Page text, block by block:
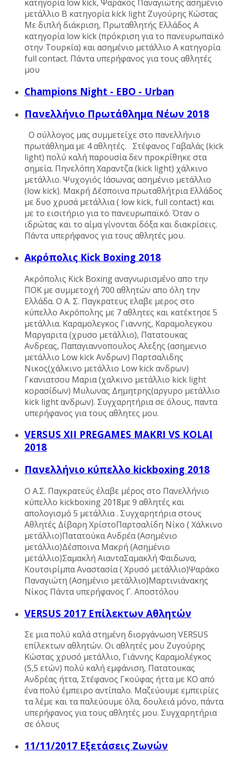
κατηγορία low kick, Ψαράκος Παναγιώτης ασημένιο
μετάλλιο B κατηγορία kick light Ζυγούρης Κώστας
Με διπλή διάκριση, Πρωταθλητής Ελλάδος Α
κατηγορία low kick (πρόκριση για το πανευρωπαϊκό
στην Τουρκία) και ασημένιο μετάλλιο Α κατηγορία
full contact. Πάντα υπερήφανος για τους αθλητές
μου
Champions Night - EBO - Urban
Πανελλήνιο Πρωτάθλημα Νέων 2018
Ο σύλλογος μας συμμετείχε στο πανελλήνιο
πρωτάθλημα με 4 αθλητές. Στέφανος Γαβαλάς (kick
light) πολύ καλή παρουσία δεν προκρίθηκε στα
σημεία. Πηνελόπη Χαραντζα (kick light) χάλκινο
μετάλλιο. Ψυχογιός Ιάσωνας ασημένιο μετάλλιο
(low kick). Μακρή Δέσποινα πρωταθλήτρια Ελλάδος
με δυο χρυσά μετάλλια ( low kick, full contact) και
με το εισιτήριο για το πανευρωπαϊκό. Όταν ο
ιδρώτας και το αίμα γίνονται δόξα και διακρίσεις.
Πάντα υπερήφανος για τους αθλητές μου.
Ακρόπολις Kick Boxing 2018
Ακρόπολις Kick Boxing αναγνωρισμένο απο την
ΠΟΚ με συμμετοχή 700 αθλητών απο όλη την
Ελλάδα. Ο Α. Σ. Παγκρατευς ελαβε μερος στο
κύπελλο Ακρόπολης με 7 αθλητες και κατέκτησε 5
μετάλλια. Καραμολεγκος Γιαννης, Καραμολεγκου
Μαργαριτα (χρυσο μετάλλιο), Πατατουκας
Ανδρεας, Παπαγιαννοπουλος Αλεξης (ασημενιο
μετάλλιο Low kick Ανδρων) Παρτσαλιδης
Νικος(χάλκινο μετάλλιο Low kick ανδρων)
Γκανιατσου Μαρια (χαλκινο μετάλλιο kick light
κορασίδων) Μυλωνας Δημητρης(αργυρο μετάλλιο
kick light ανδρων). Συγχαρητήρια σε όλους, παντα
υπερήφανος για τους αθλητες μου.
VERSUS XII PREGAMES MAKRI VS KOLAI
2018
Πανελλήνιο κύπελλο kickboxing 2018
Ο Α.Σ. Παγκρατεύς έλαβε μέρος στο Πανελλήνιο
κύπελλο kickboxing 2018με 9 αθλητές και
απολογισμό 5 μετάλλια . Συγχαρητήρια στους
Αθλητές Δίβαρη ΧρίστοΠαρτσαλίδη Νίκο ( Χάλκινο
μετάλλιο)Πατατούκα Ανδρέα (Ασημένιο
μετάλλιο)Δέσποινα Μακρή (Ασημένιο
μετάλλιο)Σαμακλή ΑιανταΣαμακλή Φαιδωνα,
Κουτσιρίμπα Αναστασία ( Χρυσό μετάλλιο)Ψαράκο
Παναγιώτη (Ασημένιο μετάλλιο)Μαρτινιάνακης
Νίκος Πάντα υπερήφανος Γ. Αποστόλου
VERSUS 2017 Επίλεκτων Αθλητών
Σε μια πολύ καλά στημένη διοργάνωση VERSUS
επίλεκτων αθλητών. Oι αθλητές μου Ζυγούρης
Κώστας χρυσό μετάλλιο, Γιάννης Καραμολέγκος
(5,5 ετών) πολύ καλή εμφάνιση, Πατατουκας
Ανδρέας ήττα, Στέφανος Γκούφας ήττα με ΚΟ από
ένα πολύ έμπειρο αντίπαλο. Μαζεύουμε εμπειρίες
τα λέμε και τα παλεύουμε όλα, δουλειά μόνο, πάντα
υπερήφανος για τους αθλητές μου. Συγχαρητήρια
σε όλους
11/11/2017 Εξετάσεις Ζωνών